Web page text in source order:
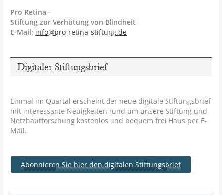
Pro Retina -
Stiftung zur Verhütung von Blindheit
E-Mail: info@pro-retina-stiftung.de
Digitaler Stiftungsbrief
Einmal im Quartal erscheint der neue digitale Stiftungsbrief
mit interessante Neuigkeiten rund um unsere Stiftung und
Netzhautforschung kostenlos und bequem frei Haus per E-
Mail.
Abonnieren Sie hier den digitalen Stiftungsbrief